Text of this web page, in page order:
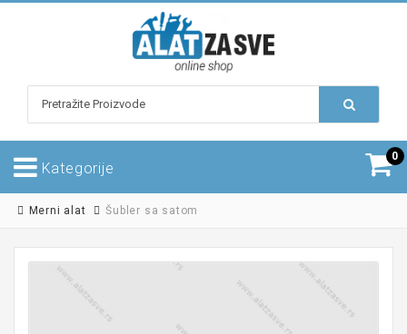
Kategorije
0
Merni alat Šubler sa satom